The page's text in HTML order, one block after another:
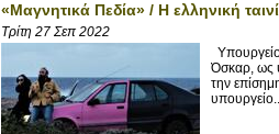
«Μαγνητικά Πεδία» / Η ελληνική
Τρίτη 27 Σεπ 2022
Όσκαρ, ως
την